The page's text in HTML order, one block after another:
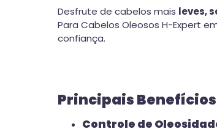
Desfrute de cabelos mais leves,
Para Cabelos Oleosos H-Expert
confiança.
Principais Benefícios
Controle de